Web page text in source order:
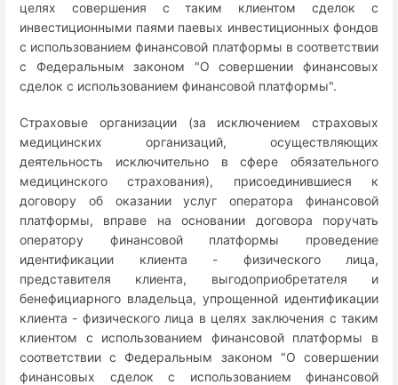
целях совершения с таким клиентом сделок с
инвестиционными паями паевых инвестиционных фондов
с использованием финансовой платформы в соответствии
с Федеральным законом "О совершении финансовых
сделок с использованием финансовой платформы".
Страховые организации (за исключением страховых
медицинских организаций, осуществляющих
деятельность исключительно в сфере обязательного
медицинского страхования), присоединившиеся к
договору об оказании услуг оператора финансовой
платформы, вправе на основании договора поручать
оператору финансовой платформы проведение
идентификации клиента - физического лица,
представителя клиента, выгодоприобретателя и
бенефициарного владельца, упрощенной идентификации
клиента - физического лица в целях заключения с таким
клиентом с использованием финансовой платформы в
соответствии с Федеральным законом "О совершении
финансовых сделок с использованием финансовой